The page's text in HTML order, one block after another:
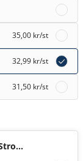
35,00 kr/st
32,99 kr/st
31,50 kr/st